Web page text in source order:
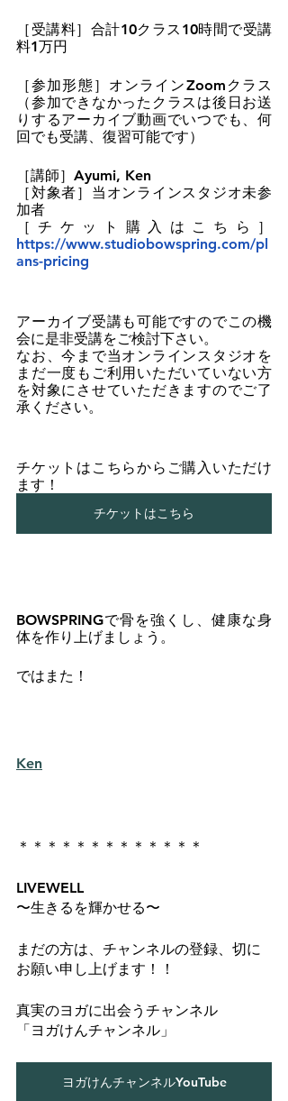
［受講料］合計10クラス10時間で受講
料1万円
［参加形態］オンラインZoomクラス
（参加できなかったクラスは後日お送
りするアーカイブ動画でいつでも、何
回でも受講、復習可能です）
［講師］Ayumi, Ken
［対象者］当オンラインスタジオ未参
加者
［チケット購入はこちら］
https://www.studiobowspring.com/pl
ans-pricing
アーカイブ受講も可能ですのでこの機
会に是非受講をご検討下さい。
なお、今まで当オンラインスタジオを
まだ一度もご利用いただいていない方
を対象にさせていただきますのでご了
承ください。
チケットはこちらからご購入いただけ
ます！
チケットはこちら
BOWSPRINGで骨を強くし、健康な身
体を作り上げましょう。
ではまた！
Ken
＊＊＊＊＊＊＊＊＊＊＊＊＊
LIVEWELL
〜生きるを輝かせる〜
まだの方は、チャンネルの登録、切に
お願い申し上げます！！
真実のヨガに出会うチャンネル
「ヨガけんチャンネル」
ヨガけんチャンネルYouTube